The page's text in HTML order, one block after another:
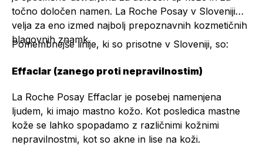
točno določen namen. La Roche Posay v Sloveniji
velja za eno izmed najbolj prepoznavnih kozmetičnih
blagovnih znamk.
Pomembnejše linije, ki so prisotne v Sloveniji, so:
Effaclar (zanego proti nepravilnostim)
La Roche Posay Effaclar je posebej namenjena
ljudem, ki imajo mastno kožo. Kot posledica mastne
kože se lahko spopadamo z različnimi kožnimi
nepravilnostmi, kot so akne in lise na koži.